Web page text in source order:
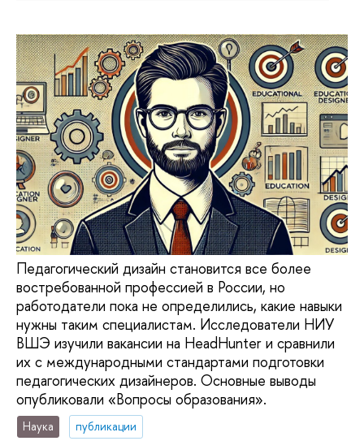
Педагогический дизайн становится все более
востребованной профессией в России, но
работодатели пока не определились, какие навыки
нужны таким специалистам. Исследователи НИУ
ВШЭ изучили вакансии на HeadHunter и сравнили
их с международными стандартами подготовки
педагогических дизайнеров. Основные выводы
опубликовали «Вопросы образования».
Наука
публикации